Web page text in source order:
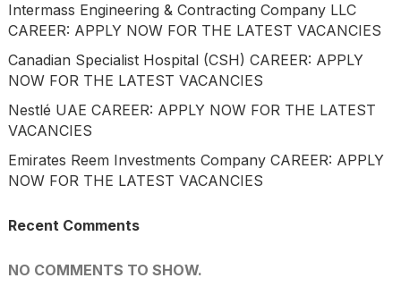
Intermass Engineering & Contracting Company LLC
CAREER: APPLY NOW FOR THE LATEST VACANCIES
Canadian Specialist Hospital (CSH) CAREER: APPLY
NOW FOR THE LATEST VACANCIES
Nestlé UAE CAREER: APPLY NOW FOR THE LATEST
VACANCIES
Emirates Reem Investments Company CAREER: APPLY
NOW FOR THE LATEST VACANCIES
Recent Comments
NO COMMENTS TO SHOW.